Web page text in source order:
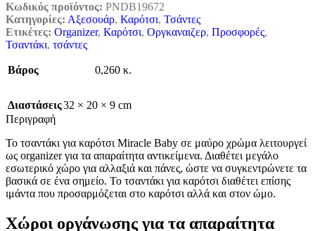
Κωδικός προϊόντος: PNDB19672
Κατηγορίες: Αξεσουάρ, Καρότσι, Τσάντες
Ετικέτες: Organizer, Καρότσι, Οργκαναιζερ, Προσφορές,
Τσαντάκι, τσάντες
Βάρος 0,260 κ.
Διαστάσεις32 × 20 × 9 cm
Περιγραφή
Το τσαντάκι για καρότσι Miracle Baby σε μαύρο χρώμα λειτουργεί
ως organizer για τα απαραίτητα αντικείμενα. Διαθέτει μεγάλο
εσωτερικό χώρο για αλλαξιά και πάνες, ώστε να συγκεντρώνετε τα
βασικά σε ένα σημείο. Το τσαντάκι για καρότσι διαθέτει επίσης
ιμάντα που προσαρμόζεται στο καρότσι αλλά και στον ώμο.
Χώροι οργάνωσης για τα απαραίτητα